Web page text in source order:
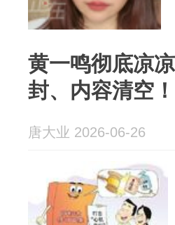
黄一鸣彻底凉
封、内容清空！
唐大业 2026-06-26